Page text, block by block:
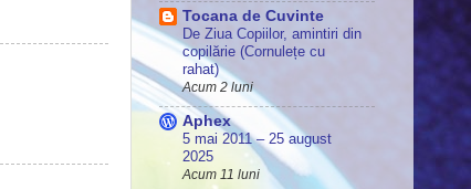
Tocana de Cuvinte
De Ziua Copiilor, amintiri din
copilărie (Cornulețe cu
rahat)
Acum 2 luni
Aphex
5 mai 2011 – 25 august
2025
Acum 11 luni